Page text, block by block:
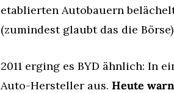
etablierten Autobauern
(zumindest glaubt das die
2011 erging es BYD ähnlich: In
Auto-Hersteller aus. Heute